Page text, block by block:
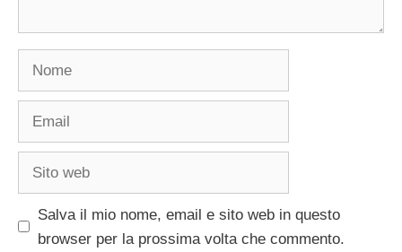
Salva il mio nome, email e sito web in questo
browser per la prossima volta che commento.